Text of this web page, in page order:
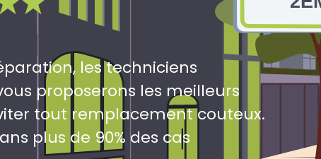
les techniciens
proposerons les meilleurs
tout remplacement couteux.
plus de 90% des cas